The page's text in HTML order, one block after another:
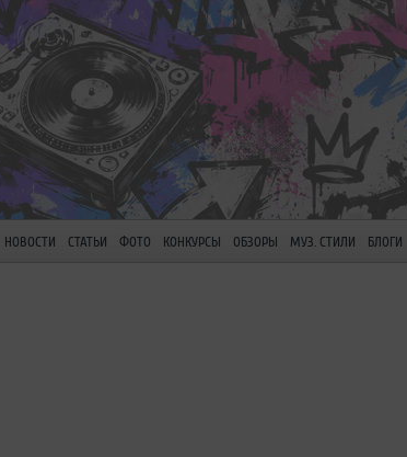
НОВОСТИ СТАТЬИ ФОТО КОНКУРСЫ ОБЗОРЫ МУЗ. СТИЛИ БЛОГИ